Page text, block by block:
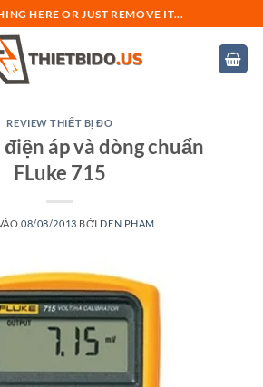
HERE OR JUST REMOVE IT...
REVIEW THIẾT BỊ ĐO
áp và dòng chuẩn
FLuke 715
08/08/2013 BỞI DEN PHAM